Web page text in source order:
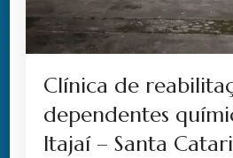
Clínica de
dependentes
Itajaí – Santa